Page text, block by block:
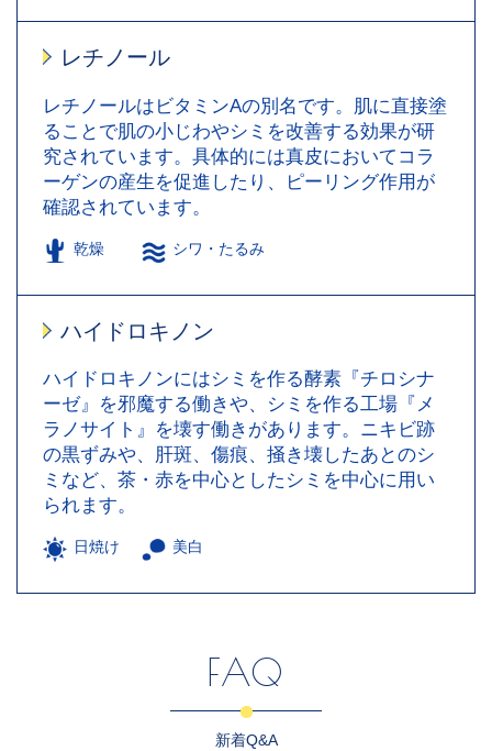
レチノール
レチノールはビタミンAの別名です。肌に直接塗
ることで肌の小じわやシミを改善する効果が研
究されています。具体的には真皮においてコラ
ーゲンの産生を促進したり、ピーリング作用が
確認されています。
乾燥 シワ・たるみ
ハイドロキノン
ハイドロキノンにはシミを作る酵素『チロシナ
ーゼ』を邪魔する働きや、シミを作る工場『メ
ラノサイト』を壊す働きがあります。ニキビ跡
の黒ずみや、肝斑、傷痕、掻き壊したあとのシ
ミなど、茶・赤を中心としたシミを中心に用い
られます。
日焼け 美白
FAQ
新着Q&A